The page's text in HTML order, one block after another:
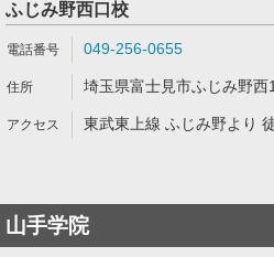
ふじみ野西口校
049-256-0655
埼玉県富士見市ふじみ野
東武東上線 ふじみ野より
山手学院